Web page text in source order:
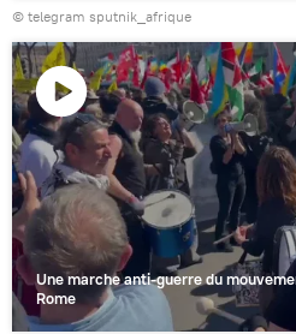
© telegram sputnik_afrique
la
vidéo
Une marche anti-guerre du
Rome